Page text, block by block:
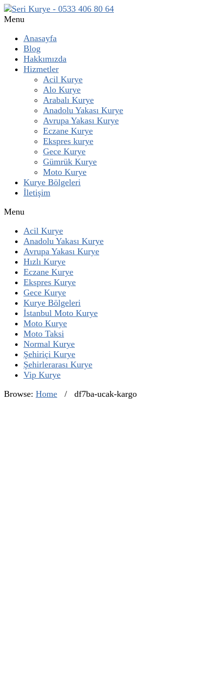
Menu
Anasayfa
Blog
Hakkımızda
Hizmetler
Acil Kurye
Alo Kurye
Arabalı Kurye
Anadolu Yakası Kurye
Avrupa Yakası Kurye
Eczane Kurye
Ekspres kurye
Gece Kurye
Gümrük Kurye
Moto Kurye
Kurye Bölgeleri
İletişim
Menu
Acil Kurye
Anadolu Yakası Kurye
Avrupa Yakası Kurye
Hızlı Kurye
Eczane Kurye
Ekspres Kurye
Gece Kurye
Kurye Bölgeleri
İstanbul Moto Kurye
Moto Kurye
Moto Taksi
Normal Kurye
Şehiriçi Kurye
Şehirlerarası Kurye
Vip Kurye
Browse: Home / df7ba-ucak-kargo